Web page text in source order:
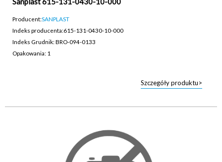
Producent:SANPLAST
Indeks producenta:615-131-0430-10-000
Indeks Grudnik: BRO-094-0133
Opakowania: 1
Szczegóły produktu>